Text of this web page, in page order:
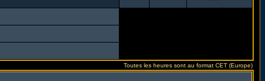
Toutes les heures sont au format CET (Europe)